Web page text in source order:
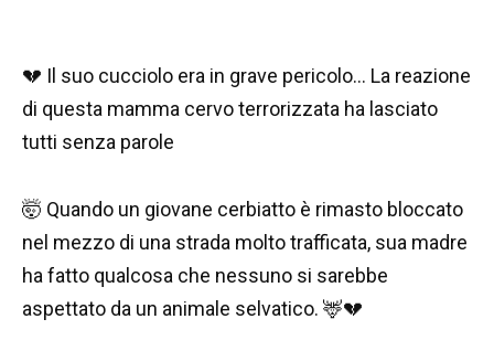
💔 Il suo cucciolo era in grave pericolo… La reazione
di questa mamma cervo terrorizzata ha lasciato
tutti senza parole
🤯 Quando un giovane cerbiatto è rimasto bloccato
nel mezzo di una strada molto trafficata, sua madre
ha fatto qualcosa che nessuno si sarebbe
aspettato da un animale selvatico. 🦌💔